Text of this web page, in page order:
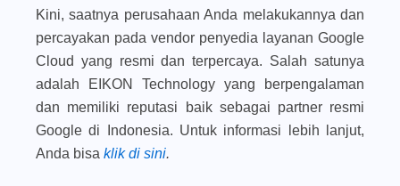
Kini, saatnya perusahaan Anda melakukannya dan
percayakan pada vendor penyedia layanan Google
Cloud yang resmi dan terpercaya. Salah satunya
adalah EIKON Technology yang berpengalaman
dan memiliki reputasi baik sebagai partner resmi
Google di Indonesia. Untuk informasi lebih lanjut,
Anda bisa klik di sini.